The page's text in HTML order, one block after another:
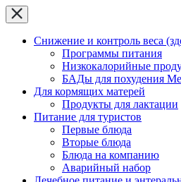
Снижение и контроль веса
Программы питания
Низкокалорийные
БАДы для похудения
Для кормящих матерей
Продукты для лактации
Питание для туристов
Первые блюда
Вторые блюда
Блюда на компанию
Аварийный набор